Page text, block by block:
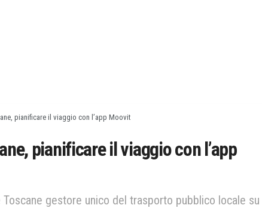
pianificare il viaggio con l’app Moovit
pianificare il viaggio con l’app
Toscane gestore unico del trasporto pubblico locale su